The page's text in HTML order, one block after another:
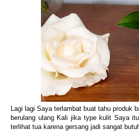
Lagi lagi Saya terlambat buat tahu produk
berulang ulang Kali jika type kulit Saya
terlihat tua karena gersang jadi sangat